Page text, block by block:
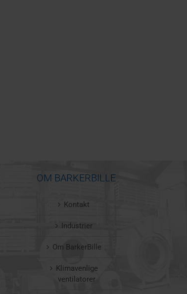
OM BARKERBILLE
Kontakt
Industrier
Om BarkerBille
Klimavenlige
ventilatorer